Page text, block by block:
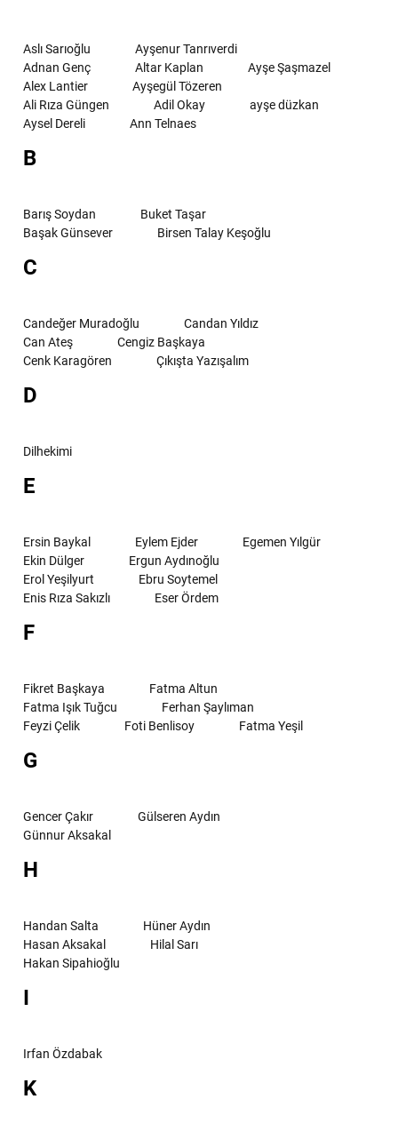
Aslı Sarıoğlu
Ayşenur Tanrıverdi
Adnan Genç
Altar Kaplan
Ayşe Şaşmazel
Alex Lantier
Ayşegül Tözeren
Ali Rıza Güngen
Adil Okay
ayşe düzkan
Aysel Dereli
Ann Telnaes
B
Barış Soydan
Buket Taşar
Başak Günsever
Birsen Talay Keşoğlu
C
Candeğer Muradoğlu
Candan Yıldız
Can Ateş
Cengiz Başkaya
Cenk Karagören
Çıkışta Yazışalım
D
Dilhekimi
E
Ersin Baykal Eylem Ejder
Egemen Yılgür
Ekin Dülger
Ergun Aydınoğlu
Erol Yeşilyurt
Ebru Soytemel
Enis Rıza Sakızlı
Eser Ördem
F
Fikret Başkaya
Fatma Altun
Fatma Işık Tuğcu
Ferhan Şaylıman
Feyzi Çelik
Foti Benlisoy Fatma Yeşil
G
Gencer Çakır
Gülseren Aydın
Günnur Aksakal
H
Handan Salta
Hüner Aydın
Hasan Aksakal
Hilal Sarı
Hakan Sipahioğlu
I
Irfan Özdabak
K